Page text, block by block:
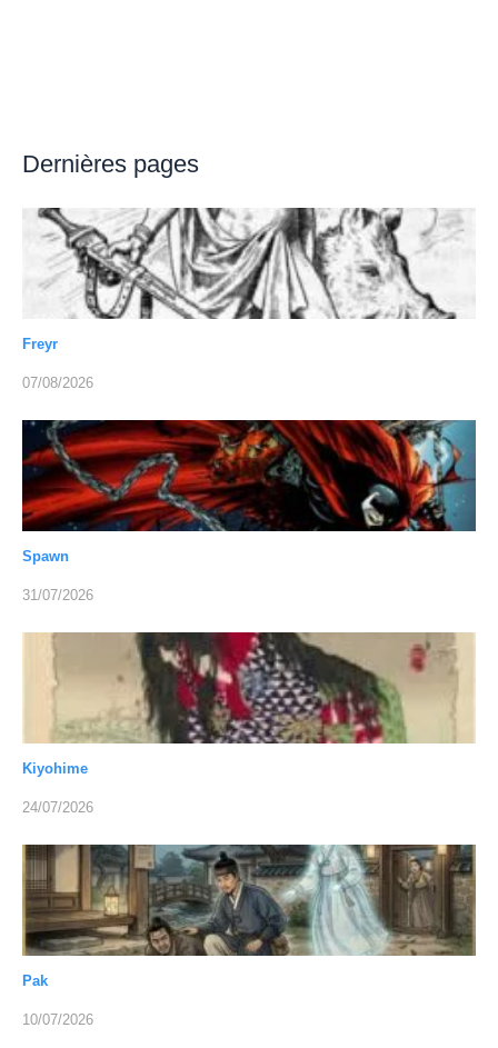
Dernières pages
Freyr
07/08/2026
Spawn
31/07/2026
Kiyohime
24/07/2026
Pak
10/07/2026